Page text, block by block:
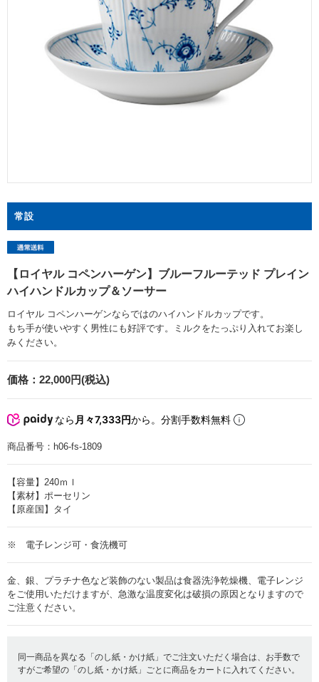
常設
【ロイヤル コペンハーゲン】ブルーフルーテッド プレイン
ハイハンドルカップ＆ソーサー
ロイヤル コペンハーゲンならではのハイハンドルカップです。
もち手が使いやすく男性にも好評です。ミルクをたっぷり入れてお楽し
みください。
価格： 22,000円(税込)
なら 月々7,333円から。分割手数料無料
商品番号： h06-fs-1809
【容量】240ｍｌ
【素材】ポーセリン
【原産国】タイ
※ 電子レンジ可・食洗機可
金、銀、プラチナ色など装飾のない製品は食器洗浄乾燥機、電子レンジ
をご使用いただけますが、急激な温度変化は破損の原因となりますので
ご注意ください。
同一商品を異なる「のし紙・かけ紙」でご注文いただく場合は、お手数で
すがご希望の「のし紙・かけ紙」ごとに商品をカートに入れてください。